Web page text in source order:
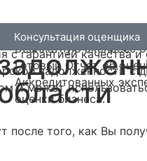
Оценка
наших основных
Стоимость Отчета об
Бесплатную экспресс
Готовый Отчет об
Аккредитованных
оценки бизнеса.
Консультация оценщика
гарантией качества и
задолженности
может
того, как Вы